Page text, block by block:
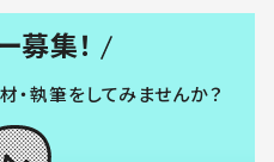
募集！
・執筆をしてみませんか？